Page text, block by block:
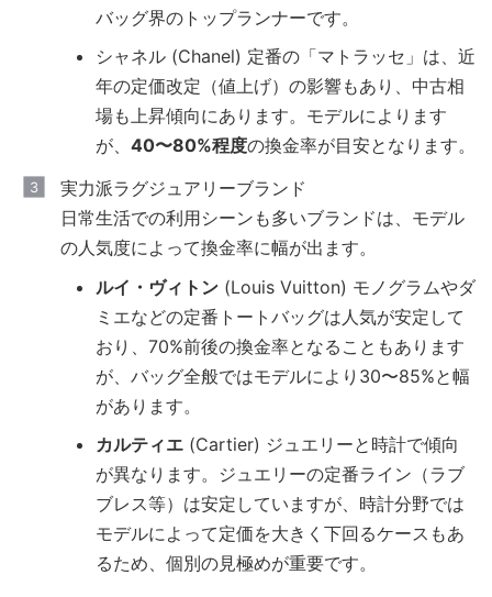
バッグ界のトップランナーです。
シャネル (Chanel) 定番の「マトラッセ」は、近
年の定価改定（値上げ）の影響もあり、中古相
場も上昇傾向にあります。モデルによります
が、 40〜80%程度の換金率が目安となります。
実力派ラグジュアリーブランド
日常生活での利用シーンも多いブランドは、モデル
の人気度によって換金率に幅が出ます。
ルイ・ヴィトン (Louis Vuitton) モノグラムやダ
ミエなどの定番トートバッグは人気が安定して
おり、70%前後の換金率となることもあります
が、バッグ全般ではモデルにより30〜85%と幅
があります。
カルティエ (Cartier) ジュエリーと時計で傾向
が異なります。ジュエリーの定番ライン（ラブ
ブレス等）は安定していますが、時計分野では
モデルによって定価を大きく下回るケースもあ
るため、個別の見極めが重要です。